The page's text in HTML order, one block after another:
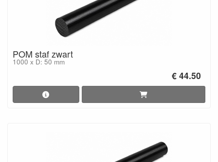
POM staf zwart
1000 x D: 50 mm
€ 44.50